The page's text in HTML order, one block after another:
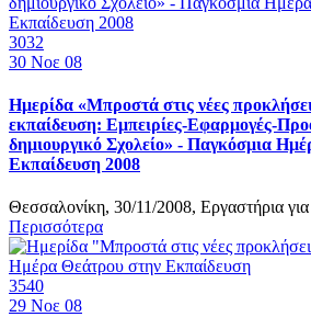
3032
30 Νοε 08
Ημερίδα «Μπροστά στις νέες
εκπαίδευση: Εμπειρίες-Εφαρμογές-
δημιουργικό Σχολείο» - Παγκόσμια
Εκπαίδευση 2008
Θεσσαλονίκη, 30/11/2008, Εργαστήρια για
Περισσότερα
3540
29 Νοε 08